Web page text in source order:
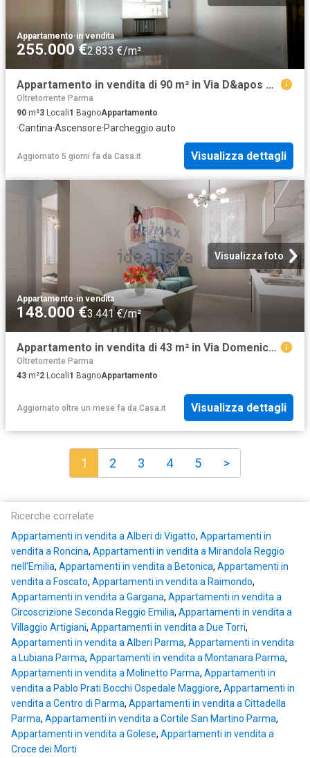
Appartamento·in vendita
255.000 €2.833 €/m²
Appartamento in vendita di 90 m² in Via D&apos AZEGLIO, 29
Oltretorrente Parma
90 m²3 Locali1 BagnoAppartamento
·Cantina·Ascensore·Parcheggio auto
Aggiornato 5 giorni fa da Casa.it Visualizza dettagli
Visualizza foto
Appartamento·in vendita
148.000 €3.441 €/m²
Appartamento in vendita di 43 m² in Via Domenico Galaverna, 4
Oltretorrente Parma
43 m²2 Locali1 BagnoAppartamento
Aggiornato oltre un mese fa da Casa.it Visualizza dettagli
1 2 3 4 5 >
Ricerche correlate
Appartamenti in vendita a Alberi di Vigatto, Appartamenti in
vendita a Roncina, Appartamenti in vendita a Mirandola Reggio
nell'Emilia, Appartamenti in vendita a Betonica, Appartamenti in
vendita a Foscato, Appartamenti in vendita a Raimondo,
Appartamenti in vendita a Gargana, Appartamenti in vendita a
Circoscrizione Seconda Reggio Emilia, Appartamenti in vendita a
Villaggio Artigiani, Appartamenti in vendita a Due Torri,
Appartamenti in vendita a Alberi Parma, Appartamenti in vendita
a Lubiana Parma, Appartamenti in vendita a Montanara Parma,
Appartamenti in vendita a Molinetto Parma, Appartamenti in
vendita a Pablo Prati Bocchi Ospedale Maggiore, Appartamenti in
vendita a Centro di Parma, Appartamenti in vendita a Cittadella
Parma, Appartamenti in vendita a Cortile San Martino Parma,
Appartamenti in vendita a Golese, Appartamenti in vendita a
Croce dei Morti